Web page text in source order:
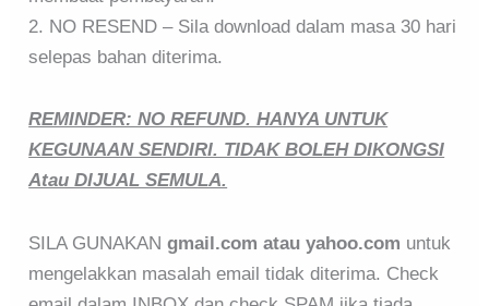
2. NO RESEND – Sila download dalam masa 30 hari
selepas bahan diterima.
REMINDER: NO REFUND. HANYA UNTUK
KEGUNAAN SENDIRI. TIDAK BOLEH DIKONGSI
Atau DIJUAL SEMULA.
SILA GUNAKAN gmail.com atau yahoo.com untuk
mengelakkan masalah email tidak diterima. Check